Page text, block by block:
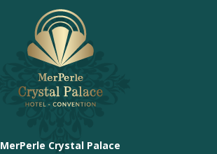
MerPerle Crystal Palace